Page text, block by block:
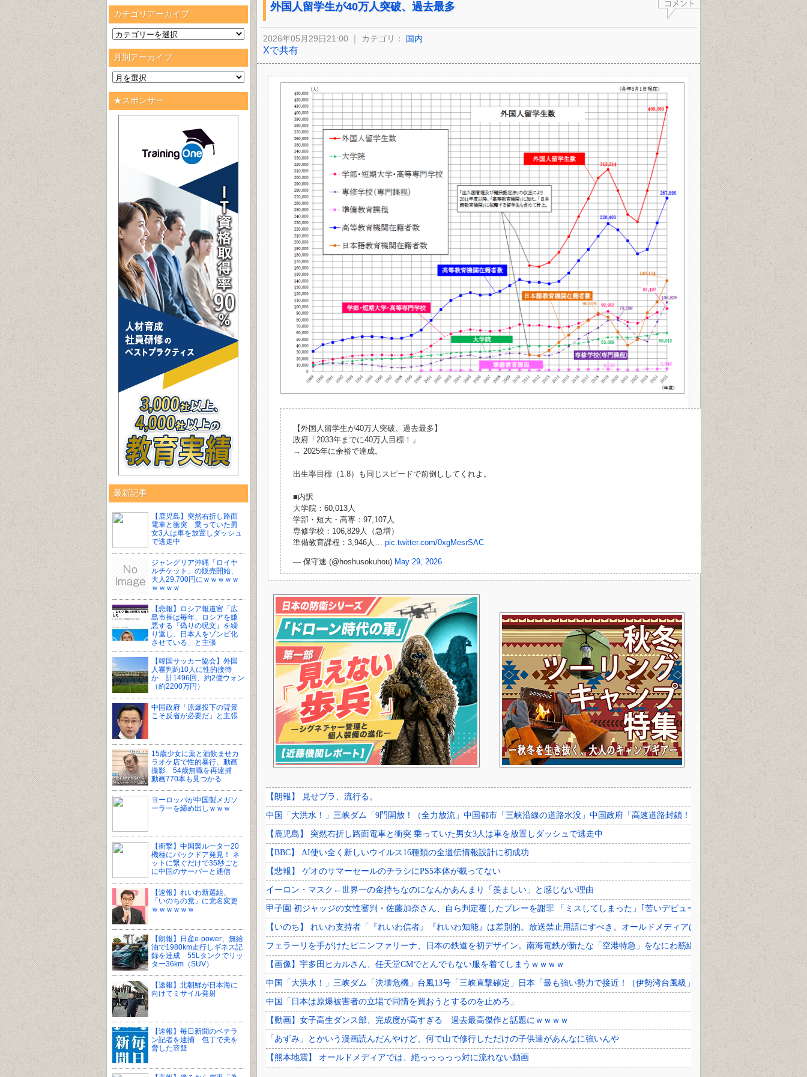
カテゴリアーカイブ
月別アーカイブ
★スポンサー
最新記事
【鹿児島】突然右折し路面
電車と衝突 乗っていた男
女3人は車を放置しダッシュ
で逃走中
ジャングリア沖縄「ロイヤ
ルチケット」の販売開始、
大人29,700円にｗｗｗｗｗ
ｗｗｗｗ
【悲報】ロシア報道官「広
島市長は毎年、ロシアを嫌
悪する『偽りの呪文』を繰
り返し、日本人をゾンビ化
させている」と主張
【韓国サッカー協会】外国
人審判約10人に性的接待
か 計1496回、約2億ウォン
（約2200万円）
中国政府「原爆投下の背景
こそ反省が必要だ」と主張
15歳少女に薬と酒飲ませカ
ラオケ店で性的暴行、動画
撮影 54歳無職を再逮捕
動画770本も見つかる
ヨーロッパが中国製メガソ
ーラーを締め出しｗｗｗ
【衝撃】中国製ルーター20
機種にバックドア発見！ ネ
ットに繋ぐだけで35秒ごと
に中国のサーバーと通信
【速報】れいわ新選組、
「いのちの党」に党名変更
ｗｗｗｗｗｗ
【朗報】日産e-power、無給
油で1980km走行しギネス記
録を達成 55Lタンクでリッ
ター36km（SUV）
【速報】北朝鮮が日本海に
向けてミサイル発射
【速報】毎日新聞のベテラ
ン記者を逮捕 包丁で夫を
脅した容疑
外国人留学生が40万人突破、過去最多
2026年05月29日21:00 ｜ カテゴリ： 国内
Xで共有
【外国人留学生が40万人突破、過去最多】
政府「2033年までに40万人目標！」
→ 2025年に余裕で達成。
出生率目標（1.8）も同じスピードで前倒ししてくれよ。
■内訳
大学院：60,013人
学部・短大・高専：97,107人
専修学校：106,829人（急増）
準備教育課程：3,946人… pic.twitter.com/0xgMesrSAC
— 保守速 (@hoshusokuhou) May 29, 2026